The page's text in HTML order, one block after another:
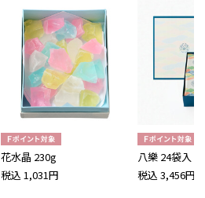
花水晶 230g
税込 1,031円
八樂 24袋入
税込 3,456円